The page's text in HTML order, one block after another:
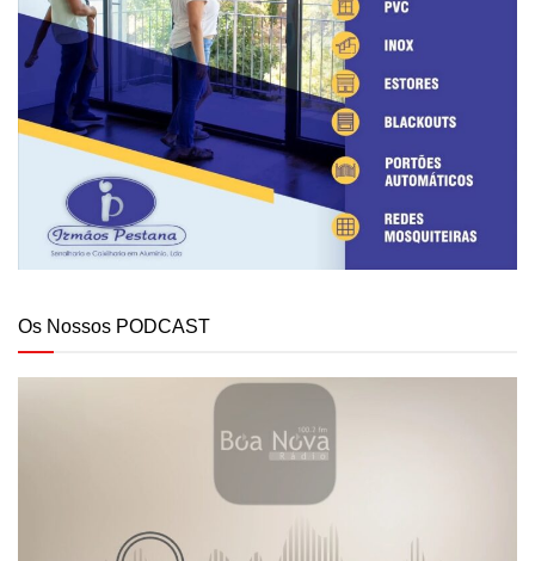
Os Nossos PODCAST